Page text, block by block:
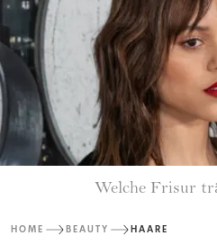
Welche Frisur
HOME BEAUTY HAARE